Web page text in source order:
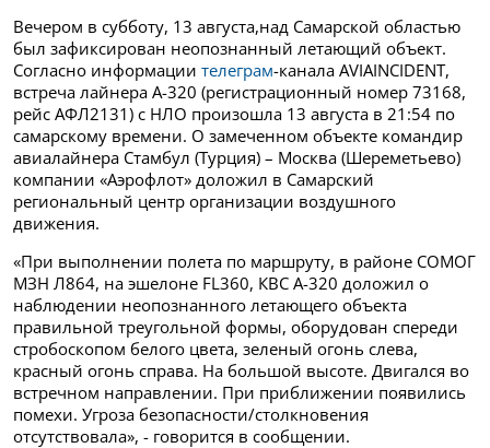
Вечером в субботу, 13 августа,над Самарской областью
был зафиксирован неопознанный летающий объект.
Согласно информации телеграм-канала AVIAINCIDENT,
встреча лайнера А-320 (регистрационный номер 73168,
рейс АФЛ2131) с НЛО произошла 13 августа в 21:54 по
самарскому времени. О замеченном объекте командир
авиалайнера Стамбул (Турция) – Москва (Шереметьево)
компании «Аэрофлот» доложил в Самарский
региональный центр организации воздушного
движения.
«При выполнении полета по маршруту, в районе СОМОГ
МЗН Л864, на эшелоне FL360, КВС А-320 доложил о
наблюдении неопознанного летающего объекта
правильной треугольной формы, оборудован спереди
стробоскопом белого цвета, зеленый огонь слева,
красный огонь справа. На большой высоте. Двигался во
встречном направлении. При приближении появились
помехи. Угроза безопасности/столкновения
отсутствовала», - говорится в сообщении.